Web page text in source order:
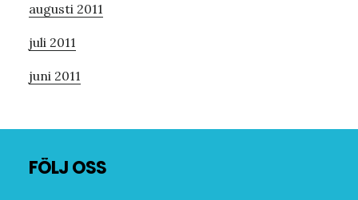
augusti 2011
juli 2011
juni 2011
FÖLJ OSS